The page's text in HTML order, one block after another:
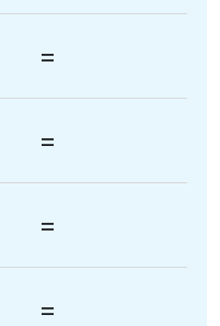
=
=
=
=